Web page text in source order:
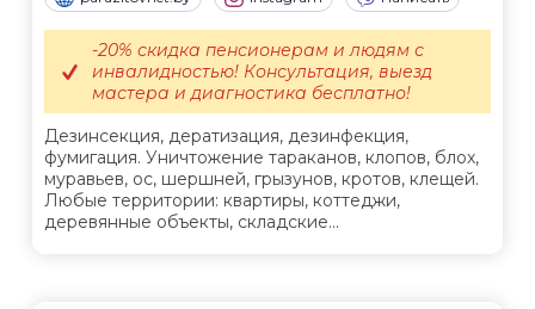
Дезинсекция, дератизация, дезинфекция,
фумигация. Уничтожение тараканов, клопов, блох,
муравьев, ос, шершней, грызунов, кротов, клещей.
Любые территории: квартиры, коттеджи,
деревянные объекты, складские...
-20% скидка пенсионерам и людям с
инвалидностью! Консультация, выезд
мастера и диагностика бесплатно!